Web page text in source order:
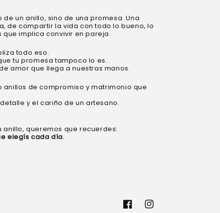
un anillo, sino de una promesa. Una
de compartir la vida con todo lo bueno, lo
implica convivir en pareja.
todo eso.
tu promesa tampoco lo es.
amor que llega a nuestras manos.
anillos de compromiso y matrimonio que
y el cariño de un artesano.
anillo, queremos que recuerdes:
elegís cada día.
FacebookInstagram